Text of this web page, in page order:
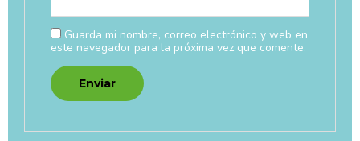
Guarda mi nombre, correo electrónico y web en
este navegador para la próxima vez que comente.